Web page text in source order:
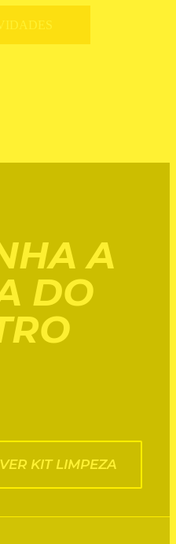
A
DO
VER KIT LIMPEZA